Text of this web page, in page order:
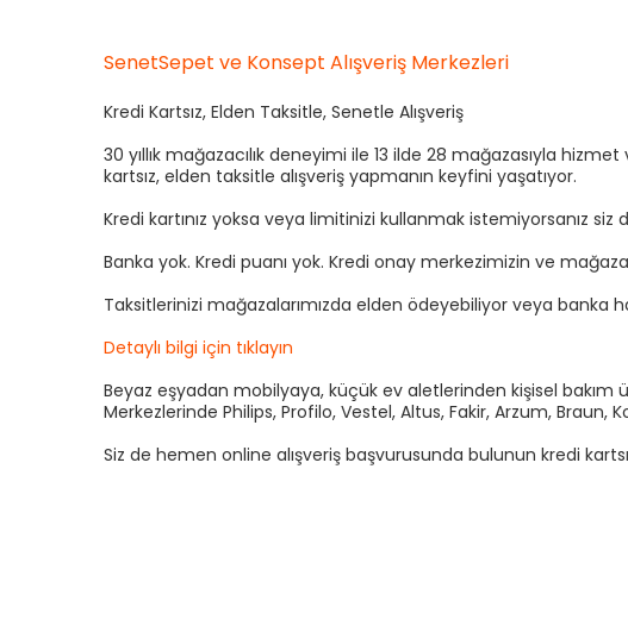
SenetSepet ve Konsept Alışveriş Merkezleri
Kredi Kartsız, Elden Taksitle, Senetle Alışveriş
30 yıllık mağazacılık deneyimi ile 13 ilde 28 mağazasıyla
kartsız, elden taksitle alışveriş yapmanın keyfini yaşatıyor.
Kredi kartınız yoksa veya limitinizi kullanmak istemiyorsanız
Banka yok. Kredi puanı yok. Kredi onay merkezimizin ve
Taksitlerinizi mağazalarımızda elden ödeyebiliyor veya banka
Detaylı bilgi için tıklayın
Beyaz eşyadan mobilyaya, küçük ev aletlerinden kişisel
Merkezlerinde Philips, Profilo, Vestel, Altus, Fakir, Arzum,
Siz de hemen online alışveriş başvurusunda bulunun kredi